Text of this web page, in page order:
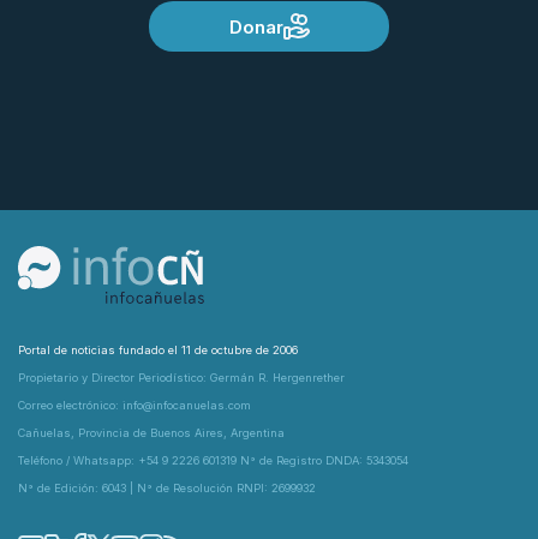
Donar
Portal de noticias fundado el 11 de octubre de 2006
Propietario y Director Periodístico: Germán R. Hergenrether
Correo electrónico: info@infocanuelas.com
Cañuelas, Provincia de Buenos Aires, Argentina
Teléfono / Whatsapp: +54 9 2226 601319 N° de Registro DNDA: 5343054
N° de Edición: 6043 | N° de Resolución RNPI: 2699932